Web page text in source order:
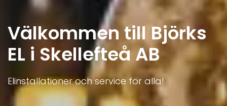
Välkommen till Björks
EL i Skellefteå AB
Elinstallationer och service för alla!